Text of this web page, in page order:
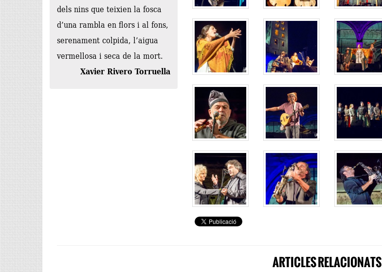
dels nins que teixien la fosca
d’una rambla en flors i al fons,
serenament colpida, l’aigua
vermellosa i seca de la mort.
Xavier Rivero Torruella
ARTICLES RELACIONATS